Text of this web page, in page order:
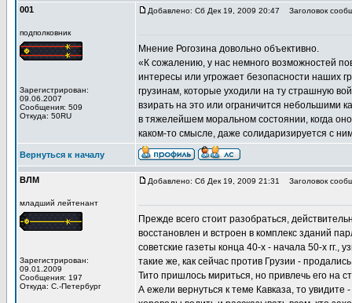
001
подполковник
Зарегистрирован:
09.06.2007
Сообщения: 509
Откуда: 50RU
Добавлено: Сб Дек 19, 2009 20:47 Заголовок
Мнение Рогозина довольно объективно.
«К сожалению, у нас немного возможностей
интересы или угрожает безопасности наших
грузинам, которые уходили на ту страшную
взирать на это или ограничится небольшими
в тяжелейшем моральном состоянии, когда
каком-то смысле, даже солидаризируется с
Вернуться к началу
ВЛМ
младший лейтенант
Зарегистрирован:
09.01.2009
Сообщения: 197
Откуда: С.-Петербург
Добавлено: Сб Дек 19, 2009 21:31 Заголовок
Прежде всего стоит разобраться,
восстановлен и встроен в комплекс зданий
советские газеты конца 40-х - начала 50-х
такие же, как сейчас против Грузии -
Тито пришлось мириться, но привлечь его на
А ежели вернуться к теме Кавказа, то